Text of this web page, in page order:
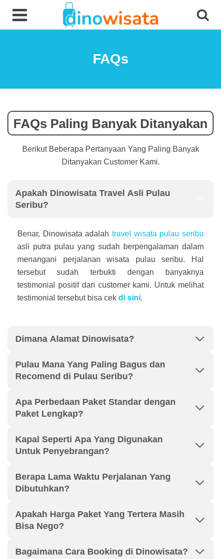
FAQs
FAQs Paling Banyak Ditanyakan
Berikut Beberapa Pertanyaan Yang Paling Banyak
Ditanyakan Customer Kami.
Apakah Dinowisata Travel Asli Pulau
Seribu?
Benar, Dinowisata adalah travel wisata pulau seribu
asli putra pulau yang sudah berpengalaman dalam
menangani perjalanan wisata pulau seribu. Hal
tersebut sudah terbukti dengan banyaknya
testimonial positif dari customer kami. Untuk melihat
testimonial tersebut bisa cek di sini.
Dimana Alamat Dinowisata?
Pulau Mana Yang Paling Bagus dan
Recomend di Pulau Seribu?
Apa Perbedaan Paket Standar dengan
Paket Lengkap?
Kapal Seperti Apa Yang Digunakan
Untuk Penyebrangan?
Berapa Lama Waktu Perjalanan Yang
Dibutuhkan?
Apakah Harga Paket Yang Tertera Masih
Bisa Nego?
Bagaimana Cara Booking di Dinowisata?